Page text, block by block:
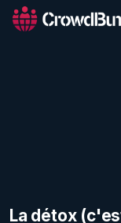
La détox